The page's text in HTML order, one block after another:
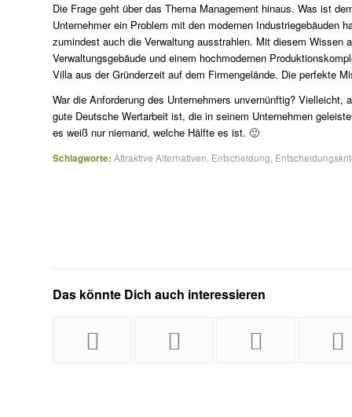
Die Frage geht über das Thema Management hinaus. Was ist
Unternehmer ein Problem mit den modernen Industriegebäuden
zumindest auch die Verwaltung ausstrahlen. Mit diesem
Verwaltungsgebäude und einem hochmodernen
Villa aus der Gründerzeit auf dem Firmengelände. Die perfekte
War die Anforderung des Unternehmers unvernünftig?
gute Deutsche Wertarbeit ist, die in seinem Unternehmen
es weiß nur niemand, welche Hälfte es ist. 🙂
Schlagworte: Attraktive Alternativen, Entscheidung,
Das könnte Dich auch interessieren